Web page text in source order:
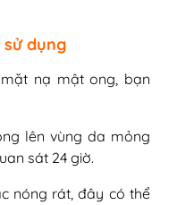
sử dụng
nạ mật ong, bạn
lên vùng da mỏng
sát 24 giờ.
nóng rát, đây có thể